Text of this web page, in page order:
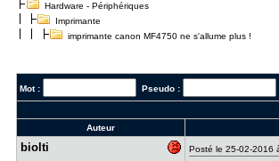
Hardware - Périphériques
Imprimante
imprimante canon MF4750 ne s'allume plus !
Mot : Pseudo :
Auteur
biolti Posté le 25-02-2016